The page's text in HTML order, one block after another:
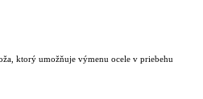
ktorý umožňuje výmenu ocele v priebehu